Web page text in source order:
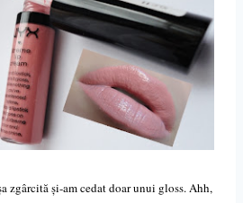
zgârcită și-am cedat doar unui gloss. Ahh,